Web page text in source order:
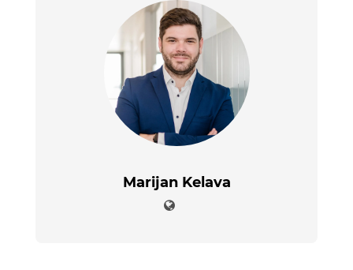
Marijan Kelava